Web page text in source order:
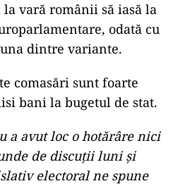
la vară românii să iasă la
odată cu
dintre variante.
comasări sunt foarte
bani la bugetul de stat.
a avut loc o hotărâre nici
de discuţii luni şi
electoral ne spune